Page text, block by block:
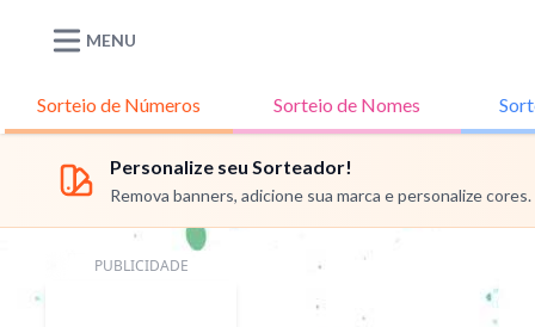
MENU
Sorteio deNúmeros Sorteio deNomes
Personalize seu Sorteador!
Remova banners, adicione sua marca e personalize
PUBLICIDADE